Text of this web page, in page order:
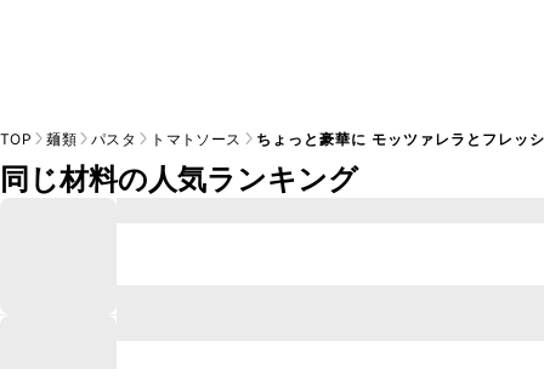
TOP 麺類 パスタ トマトソース ちょっと豪華に モッツァレラとフレッ
同じ材料の人気ランキング